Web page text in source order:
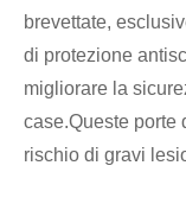
brevettate,
di protezione
migliorare la
case.Queste porte
rischio di gravi